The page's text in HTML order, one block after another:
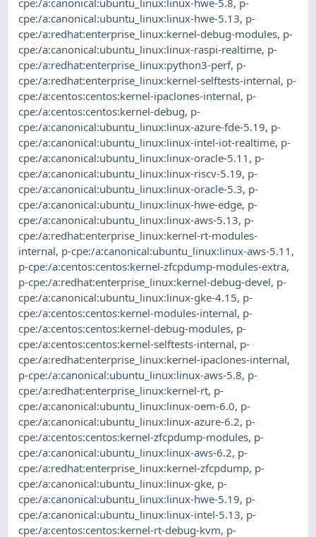
cpe:/a:canonical:ubuntu_linux:linux-hwe-5.13, p-
cpe:/a:redhat:enterprise_linux:kernel-debug-modules, p-
cpe:/a:canonical:ubuntu_linux:linux-raspi-realtime, p-
cpe:/a:redhat:enterprise_linux:python3-perf, p-
cpe:/a:redhat:enterprise_linux:kernel-selftests-internal, p-
cpe:/a:centos:centos:kernel-ipaclones-internal, p-
cpe:/a:centos:centos:kernel-debug, p-
cpe:/a:canonical:ubuntu_linux:linux-azure-fde-5.19, p-
cpe:/a:canonical:ubuntu_linux:linux-intel-iot-realtime, p-
cpe:/a:canonical:ubuntu_linux:linux-oracle-5.11 , p-
cpe:/a:canonical:ubuntu_linux:linux-riscv-5.19, p-
cpe:/a:canonical:ubuntu_linux:linux-oracle-5.3, p-
cpe:/a:canonical:ubuntu_linux:linux-hwe-edge, p-
cpe:/a:canonical:ubuntu_linux:linux-aws-5.13, p-
cpe:/a:redhat:enterprise_linux:kernel-rt-modules-
internal, p-cpe:/a:canonical:ubuntu_linux:linux-aws-5.11 ,
p-cpe:/a:centos:centos:kernel-zfcpdump-modules-extra,
p-cpe:/a:redhat:enterprise_linux:kernel-debug-devel, p-
cpe:/a:canonical:ubuntu_linux:linux-gke-4.15, p-
cpe:/a:centos:centos:kernel-modules-internal, p-
cpe:/a:centos:centos:kernel-debug-modules, p-
cpe:/a:centos:centos:kernel-selftests-internal, p-
cpe:/a:redhat:enterprise_linux:kernel-ipaclones-internal,
p-cpe:/a:canonical:ubuntu_linux:linux-aws-5.8, p-
cpe:/a:redhat:enterprise_linux:kernel-rt, p-
cpe:/a:canonical:ubuntu_linux:linux-oem-6.0, p-
cpe:/a:canonical:ubuntu_linux:linux-azure-6.2, p-
cpe:/a:centos:centos:kernel-zfcpdump-modules, p-
cpe:/a:canonical:ubuntu_linux:linux-aws-6.2, p-
cpe:/a:redhat:enterprise_linux:kernel-zfcpdump, p-
cpe:/a:canonical:ubuntu_linux:linux-gke, p-
cpe:/a:canonical:ubuntu_linux:linux-hwe-5.19, p-
cpe:/a:canonical:ubuntu_linux:linux-intel-5.13, p-
cpe:/a:centos:centos:kernel-rt-debug-kvm, p-